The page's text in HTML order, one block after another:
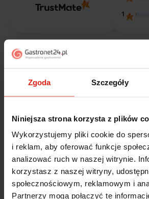
Zgoda Szczegóły
Niniejsza strona korzysta z plików
Wykorzystujemy pliki cookie do
i reklam, aby oferować funkcje
analizować ruch w naszej witrynie.
korzystasz z naszej witryny,
społecznościowym, reklamowym i
Partnerzy mogą połączyć te
1
Marcin
5
Polecam szybko sprawnie dobrze
Zostałem świetnie obsłużony. Brawa
wczoraj